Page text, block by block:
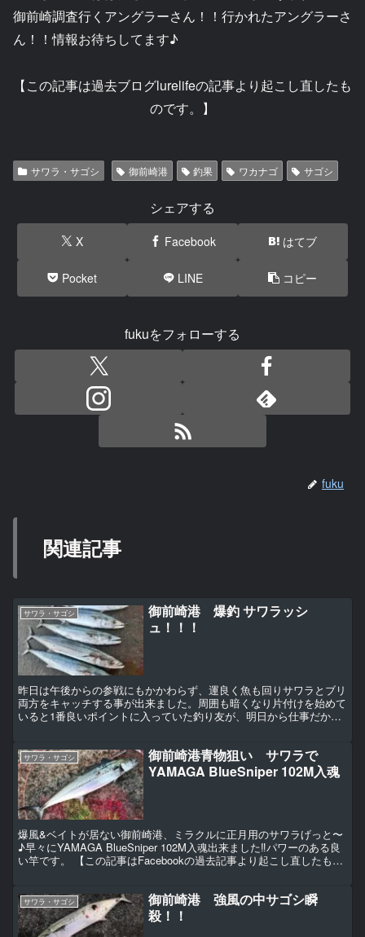
御前崎調査行くアングラーさん！！行かれたアングラーさ
ん！！情報お待ちしてます♪
【この記事は過去ブログlurelifeの記事より起こし直したも
のです。】
サワラ・サゴシ 御前崎港 釣果 ワカナゴ サゴシ
シェアする
X Facebook はてブ
Pocket LINE コピー
fukuをフォローする
fuku
関連記事
サワラ・サゴシ
御前崎港 爆釣 サワラッシ
ュ！！！
昨日は午後からの参戦にもかかわらず、運良く魚も回りサワラとブリ
両方をキャッチする事が出来ました。周囲も暗くなり片付けを始めて
いると1番良いポイントに入っていた釣り友が、明日から仕事だから
サワラ・サゴシ
御前崎港青物狙い サワラで
YAMAGA BlueSniper 102M入魂
爆風&ベイトが居ない御前崎港、ミラクルに正月用のサワラげっと〜
♪早々にYAMAGA BlueSniper 102M入魂出来ました‼︎パワーのある良
い竿です。 【この記事はFacebookの過去記事より起こし直したもの
サワラ・サゴシ
御前崎港 強風の中サゴシ瞬
殺！！